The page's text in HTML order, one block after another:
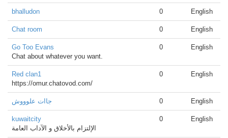
bhalludon 0 English
Chat room 0 English
Go Too Evans
Chat about whatever you want.
0 English
Red clan1
https://omur.chatovod.com/
0 English
جاات علوووش 0 English
kuwaitcity
الإلتزام بالأخلاق و الآداب العامة
0 English